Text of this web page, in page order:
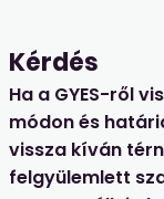
Kérdés
Ha a GYES-ről
módon és
vissza kíván
felgyülemlett